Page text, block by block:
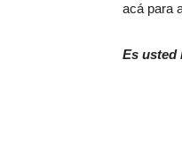
acá para
Es usted